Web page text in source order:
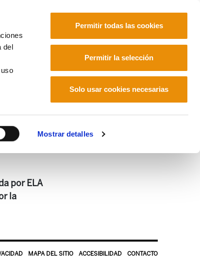
del
Mostrar detalles
Permitir todas las cookies
Permitir la selección
Solo usar cookies necesarias
por ELA
la
MAPA DEL SITIO ACCESIBILIDAD CONTACTO